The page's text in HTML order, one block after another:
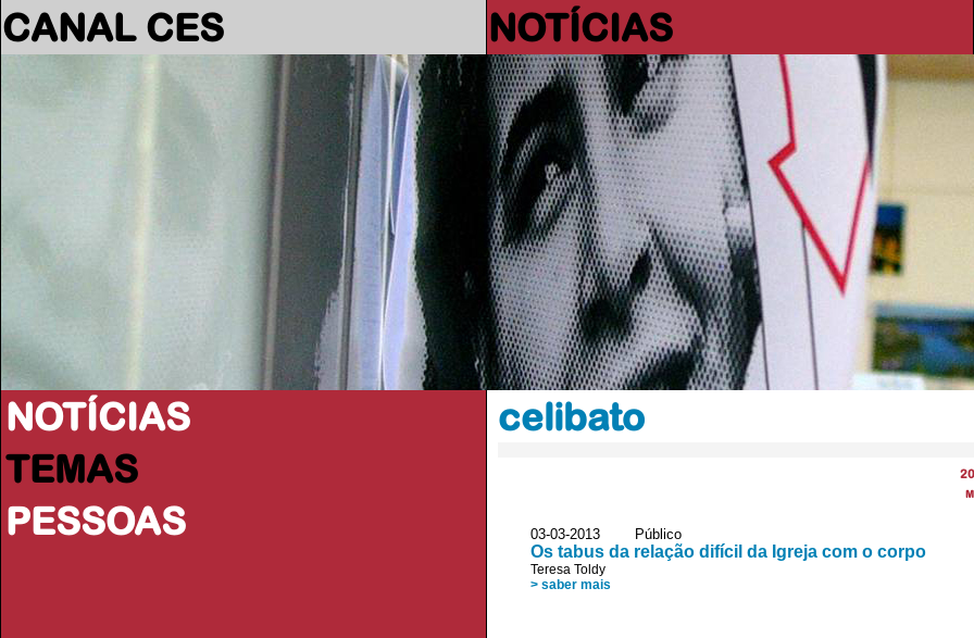
CANAL CES NOTÍCIAS
NOTÍCIAS
TEMAS
PESSOAS
celibato
03-03-2013 Público
Os tabus da relação difícil da Igreja com o corpo
Teresa Toldy
> saber mais